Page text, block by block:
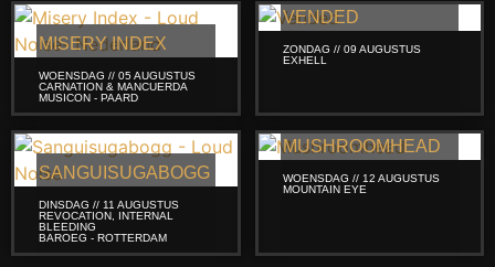
MISERY INDEX
WOENSDAG // 05 AUGUSTUS
CARNATION & MANCUERDA
MUSICON - PAARD
VENDED
ZONDAG // 09 AUGUSTUS
EXHELL
SANGUISUGABOGG
DINSDAG // 11 AUGUSTUS
REVOCATION, INTERNAL
BLEEDING
BAROEG - ROTTERDAM
MUSHROOMHEAD
WOENSDAG // 12 AUGUSTUS
MOUNTAIN EYE